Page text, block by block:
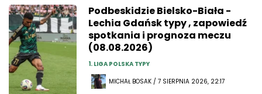
Podbeskidzie Bielsko-Biała -
Lechia Gdańsk typy , zapowiedź
spotkania i prognoza meczu
(08.08.2026)
1. LIGA POLSKA TYPY
MICHAŁ BOSAK / 7 SIERPNIA 2026, 22:17